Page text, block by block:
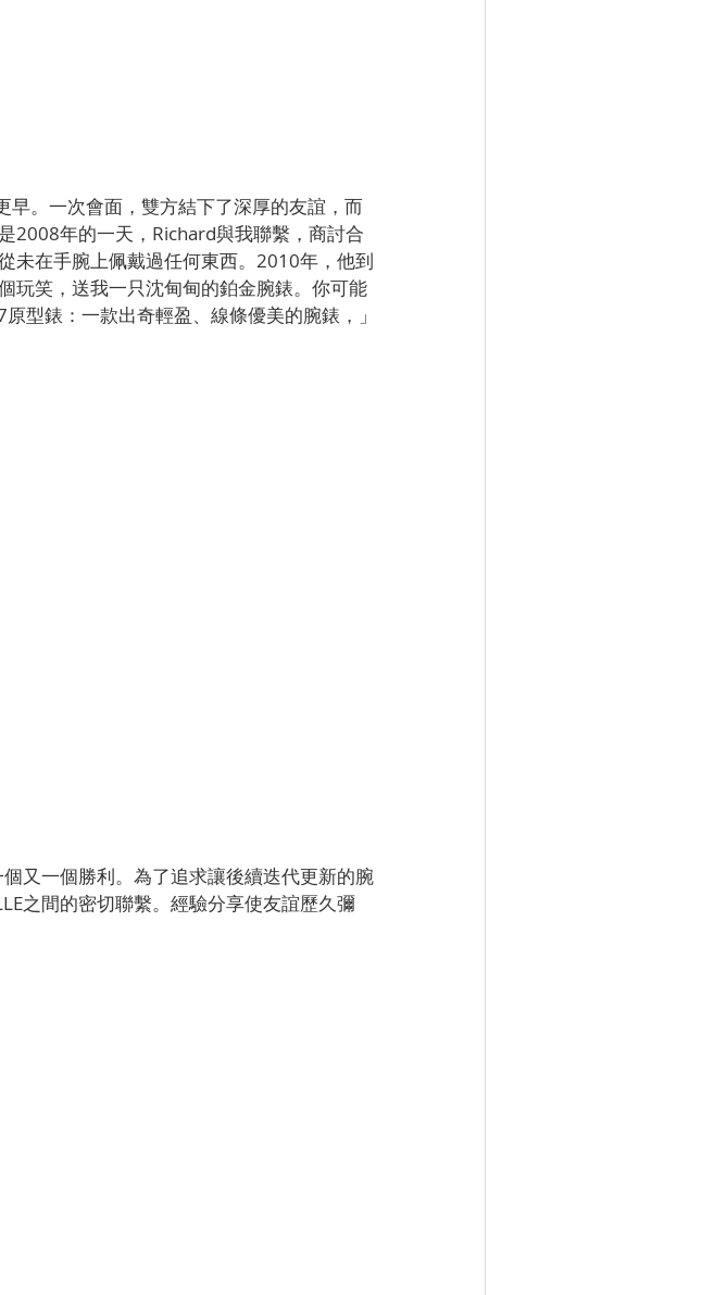
。一次會面，雙方結下了深厚的友誼，而
2008年的一天，Richard與我聯繫，商討合
未在手腕上佩戴過任何東西。2010年，他到
玩笑，送我一只沈甸甸的鉑金腕錶。你可能
型錶：一款出奇輕盈、線條優美的腕錶，」
又一個勝利。為了追求讓後續迭代更新的腕
之間的密切聯繫。經驗分享使友誼歷久彌